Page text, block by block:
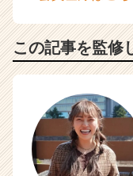
この記事を監修